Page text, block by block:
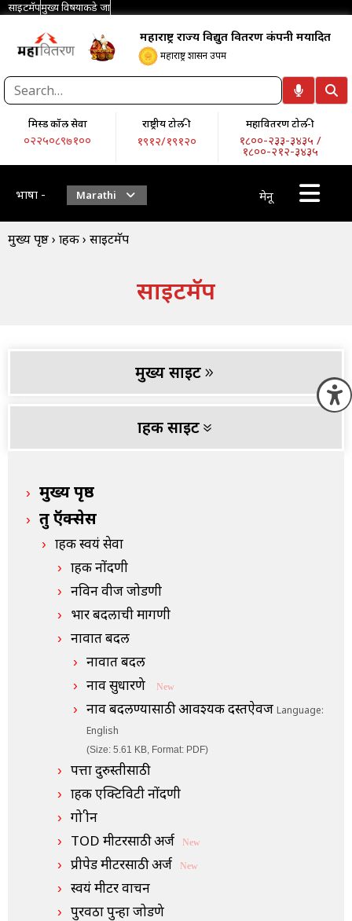
साइटमॅपमुख्य विषयाकडे जा
महाराष्ट्र राज्य विद्युत वितरण कंपनी मर्यादित
महाराष्ट्र शासन उपक्रम
मिस्ड कॉल सेवा
०२२५०८९७१००
राष्ट्रीय टोल-फ्री
१९१२/१९१२०
महावितरण टोल-फ्री
१८००-२३३-३४३५ /
१८००-२१२-३४३५
भाषा - Marathi मेनू
मुख्य पृष्ठ› ग्राहक› साइटमॅप
साइटमॅप
मुख्य साइट
ग्राहक साइट
मुख्य पृष्ठ
द्रुत ऍक्सेस
ग्राहक स्वयं सेवा
ग्राहक नोंदणी
नविन वीज जोडणी
भार बदलाची मागणी
नावात बदल
नावात बदल
नाव सुधारणे
New
नाव बदलण्यासाठी आवश्यक दस्तऐवज Language:
English
(Size: 5.61 KB, Format: PDF)
पत्ता दुरुस्तीसाठी
ग्राहक एक्टिविटी नोंदणी
गो ग्रीन
TOD मीटरसाठी अर्ज
New
प्रीपेड मीटरसाठी अर्ज New
स्वयं मीटर वाचन
पुरवठा पुन्हा जोडणे